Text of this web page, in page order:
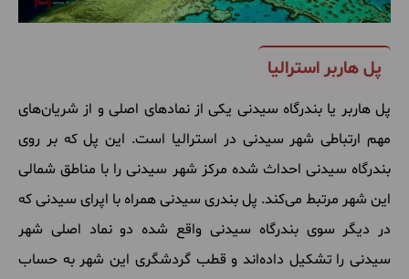
پل هاربر استرالیا
پل هاربر یا بندرگاه سیدنی یکی از نمادهای اصلی و از شریانهای
مهم ارتباطی شهر سیدنی در استرالیا است. این پل که بر روی
بندرگاه سیدنی احداث شده مرکز شهر سیدنی را با مناطق شمالی
این شهر مرتبط میکند. پلبندری سیدنیهمراه با اپرای سیدنیکه
در دیگر سوی بندرگاه سیدنی واقع شده دو نماد اصلی شهر
سیدنی را تشکیل دادهاند و قطب گردشگری این شهر به حساب